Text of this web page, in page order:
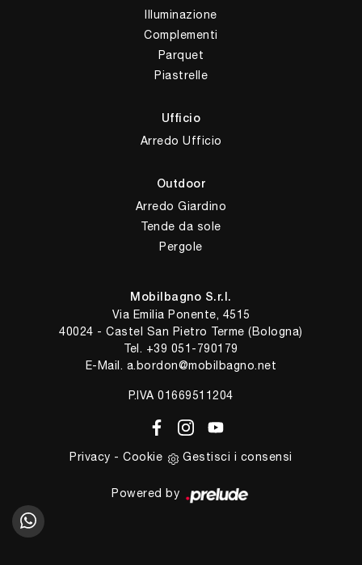
Illuminazione
Complementi
Parquet
Piastrelle
Ufficio
Arredo Ufficio
Outdoor
Arredo Giardino
Tende da sole
Pergole
Mobilbagno S.r.l.
Via Emilia Ponente, 4515
40024 - Castel San Pietro Terme (Bologna)
Tel. +39 051-790179
E-Mail. a.bordon@mobilbagno.net
P.IVA 01669511204
Privacy -Cookie Gestisci i consensi
Powered by